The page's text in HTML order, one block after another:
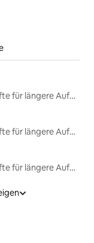
Unterkünfte für längere Aufenthalte
Unterkünfte für längere Aufenthalte
Unterkünfte für längere Aufenthalte